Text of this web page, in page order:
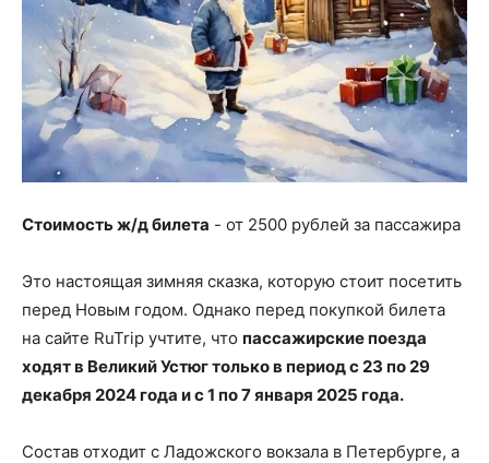
Стоимость ж/д билета - от 2500 рублей за пассажира
Это настоящая зимняя сказка, которую стоит посетить
перед Новым годом. Однако перед покупкой билета
на сайте RuTrip учтите, что пассажирские поезда
ходят в Великий Устюг только в период с 23 по 29
декабря 2024 года и с 1 по 7 января 2025 года.
Состав отходит с Ладожского вокзала в Петербурге, а